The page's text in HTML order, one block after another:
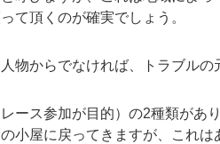
て頂くのが確実でしょう。
物からでなければ、トラブルの
ース参加が目的）の2種類があ
小屋に戻ってきますが、これ